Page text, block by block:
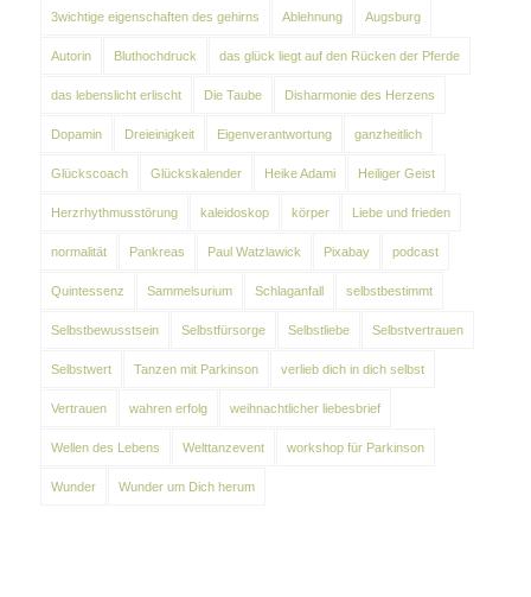
3wichtige eigenschaften des gehirns Ablehnung Augsburg
Autorin Bluthochdruck das glück liegt auf den Rücken der Pferde
das lebenslicht erlischt Die Taube Disharmonie des Herzens
Dopamin Dreieinigkeit Eigenverantwortung ganzheitlich
Glückscoach Glückskalender Heike Adami Heiliger Geist
Herzrhythmusstörung kaleidoskop körper Liebe und frieden
normalität Pankreas Paul Watzlawick Pixabay podcast
Quintessenz Sammelsurium Schlaganfall selbstbestimmt
Selbstbewusstsein Selbstfürsorge Selbstliebe Selbstvertrauen
Selbstwert Tanzen mit Parkinson verlieb dich in dich selbst
Vertrauen wahren erfolg weihnachtlicher liebesbrief
Wellen des Lebens Welttanzevent workshop für Parkinson
Wunder Wunder um Dich herum